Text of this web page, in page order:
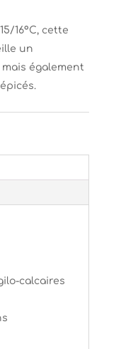
16°C, cette
un
également
calcaires